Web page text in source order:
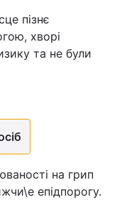
пізнє
хворі
та не були
на грип
епідпорогу.